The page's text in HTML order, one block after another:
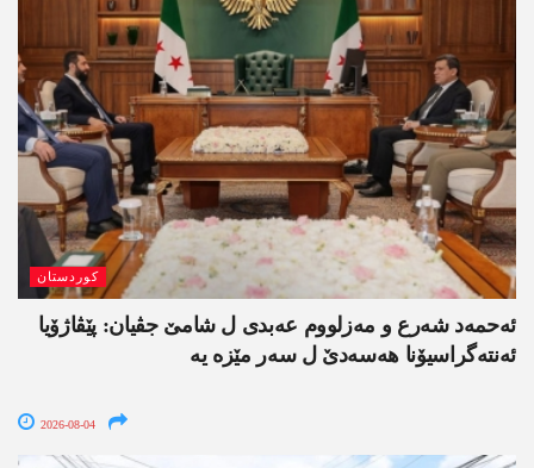
کوردستان
ئەحمەد شەرع و مەزلووم عەبدی ل شامێ جڤیان: پێڤاژۆیا
ئەنتەگراسیۆنا ھەسەدێ ل سەر مێزە یە
2026-08-04